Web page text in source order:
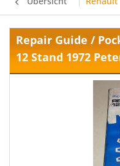
Repair Guide /
12 Stand 1972